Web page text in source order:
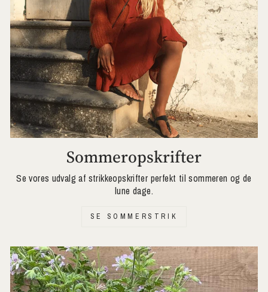
Sommeropskrifter
Se vores udvalg af strikkeopskrifter perfekt til sommeren og de
lune dage.
SE SOMMERSTRIK